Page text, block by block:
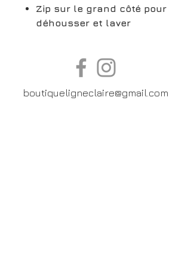
Zip sur le grand côté pour
déhousser et laver
boutiqueligneclaire@gmail.com